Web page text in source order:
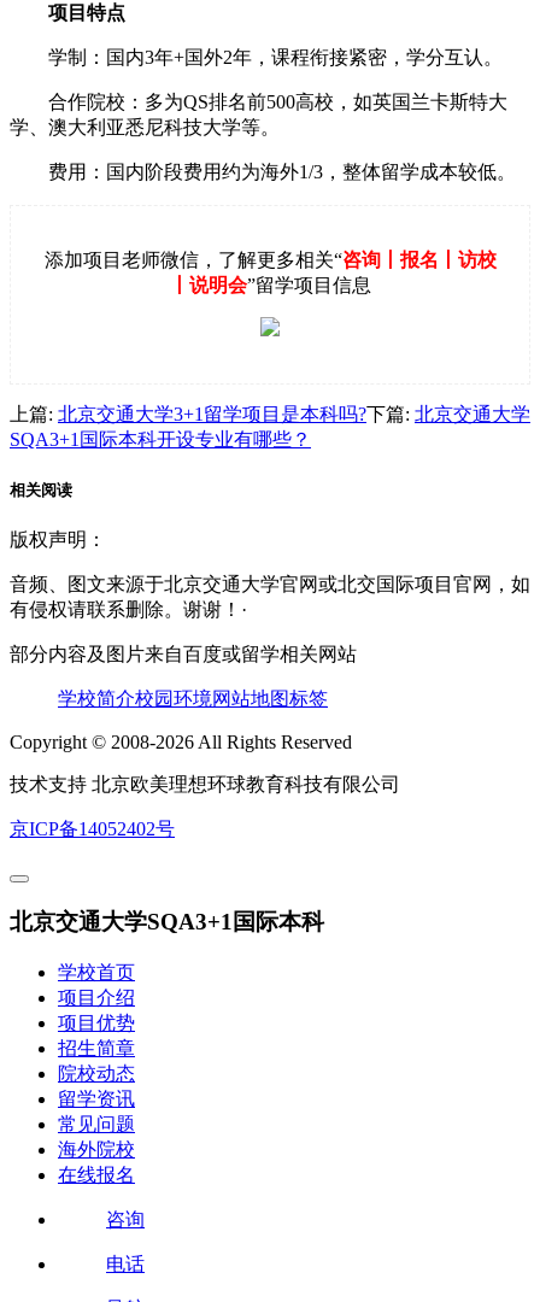
项目特点
学制：国内3年+国外2年，课程衔接紧密，学分互认。
合作院校：多为QS排名前500高校，如英国兰卡斯特大
学、澳大利亚悉尼科技大学等。
费用：国内阶段费用约为海外1/3，整体留学成本较低。
添加项目老师微信，了解更多相关“咨询丨报名丨访校
丨说明会”留学项目信息
上篇: 北京交通大学3+1留学项目是本科吗?下篇: 北京交通大学
SQA3+1国际本科开设专业有哪些？
相关阅读
版权声明：
音频、图文来源于北京交通大学官网或北交国际项目官网，如
有侵权请联系删除。谢谢！·
部分内容及图片来自百度或留学相关网站
学校简介校园环境网站地图标签
Copyright © 2008-2026 All Rights Reserved
技术支持 北京欧美理想环球教育科技有限公司
京ICP备14052402号
北京交通大学SQA3+1国际本科
学校首页
项目介绍
项目优势
招生简章
院校动态
留学资讯
常见问题
海外院校
在线报名
咨询
电话